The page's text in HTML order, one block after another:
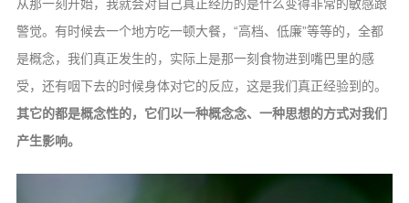
从那一刻开始，我就会对自己真正经历的是什么变得非常的敏感跟
警觉。有时候去一个地方吃一顿大餐，“高档、低廉”等等的，全都
是概念，我们真正发生的，实际上是那一刻食物进到嘴巴里的感
受，还有咽下去的时候身体对它的反应，这是我们真正经验到的。
其它的都是概念性的，它们以一种概念念、一种思想的方式对我们
产生影响。